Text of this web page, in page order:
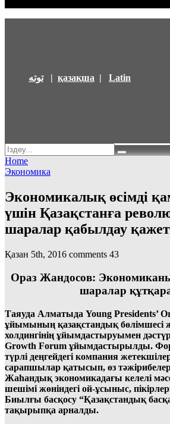
توتە| қазақша | Latin
Home
Экономика
Экономикалық өсiмдi
үшiн Қазақстанға
шаралар қабылдау қажет
Қазан 5th, 2016 comments 43
Ораз Жандосов:
шаралар
Таяуда Алматыда Young Presidents’
ұйымының қазақстандық бөлiмшесi
холдингiнiң ұйымдастыруымен
Growth Forum ұйымдастырылды.
түрлi деңгейдегi компания
сарапшылар қатысып, өз
Жаһандық экономикадағы келелi
шешiмi жөнiндегi ой-ұсыныс,
Биылғы басқосу “Қазақстандық
тақырыпқа арналды.